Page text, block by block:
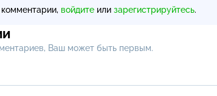
войдите или зарегистрируйтесь.
Ваш может быть первым.